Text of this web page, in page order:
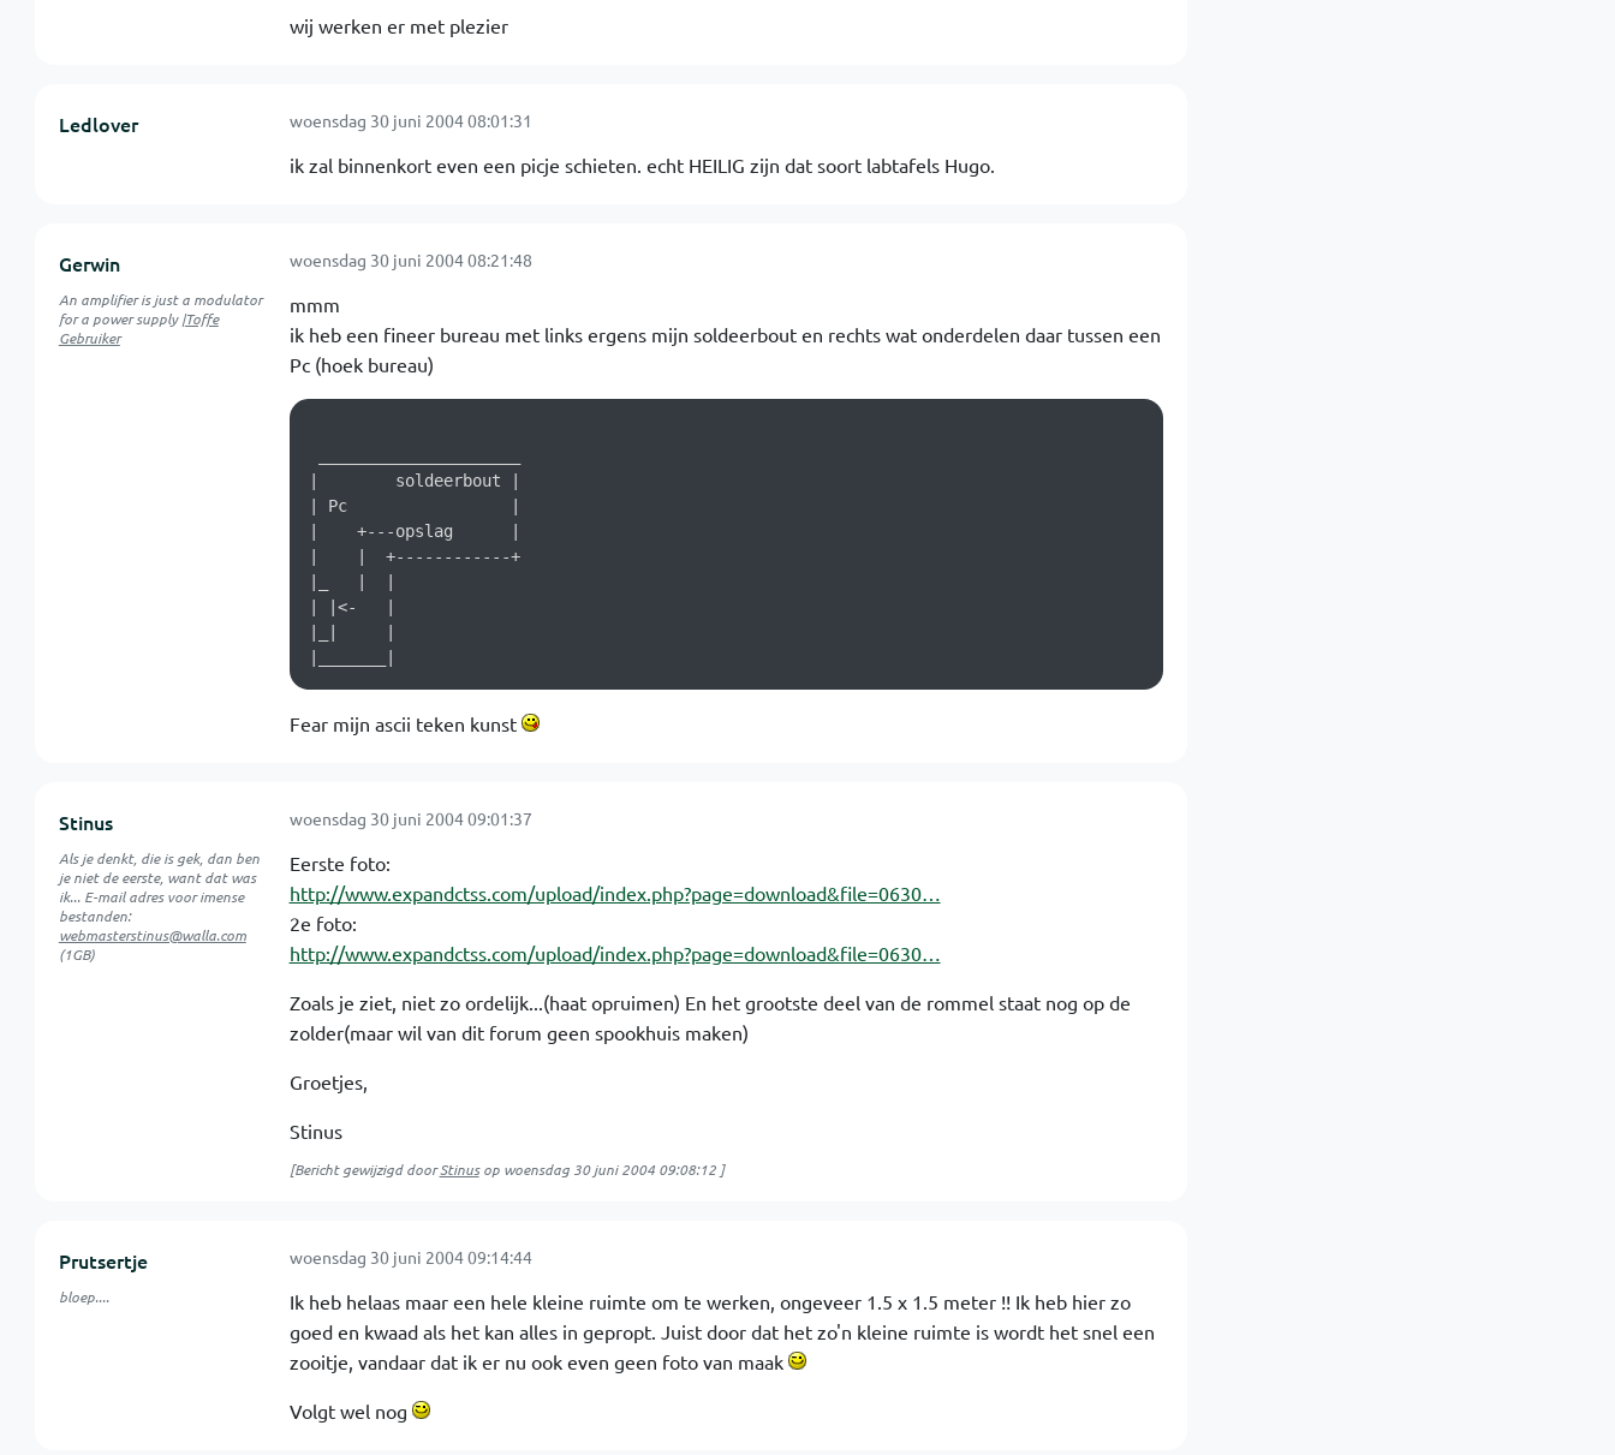
wij werken er met plezier
Ledlover woensdag 30 juni 2004 08:01:31
ik zal binnenkort even een picje schieten. echt HEILIG zijn dat soort labtafels Hugo.
Gerwin
An amplifier is just a modulator
for a power supply |Toffe
Gebruiker
woensdag 30 juni 2004 08:21:48
mmm
ik heb een fineer bureau met links ergens mijn soldeerbout en rechts wat onderdelen daar tussen een
Pc (hoek bureau)
|        soldeerbout |
| Pc                 |
|    +---opslag      |
|    |  +------------+
| |<-   |
Fear mijn ascii teken kunst
Stinus
Als je denkt, die is gek, dan ben
je niet de eerste, want dat was
ik... E-mail adres voor imense
bestanden:
webmasterstinus@walla.com
(1GB)
woensdag 30 juni 2004 09:01:37
Eerste foto:
http://www.expandctss.com/upload/index.php?page=download&file=0630…
2e foto:
http://www.expandctss.com/upload/index.php?page=download&file=0630…
Zoals je ziet, niet zo ordelijk...(haat opruimen) En het grootste deel van de rommel staat nog op de
zolder(maar wil van dit forum geen spookhuis maken)
Groetjes,
Stinus
[Bericht gewijzigd doorStinusop woensdag 30 juni 2004 09:08:12]
Prutsertje
bloep....
woensdag 30 juni 2004 09:14:44
Ik heb helaas maar een hele kleine ruimte om te werken, ongeveer 1.5 x 1.5 meter !! Ik heb hier zo
goed en kwaad als het kan alles in gepropt. Juist door dat het zo'n kleine ruimte is wordt het snel een
zooitje, vandaar dat ik er nu ook even geen foto van maak
Volgt wel nog